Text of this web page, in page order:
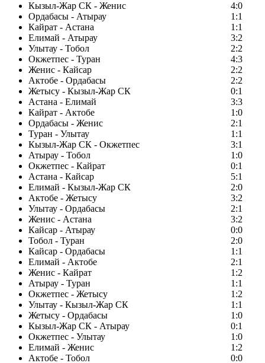
Кызыл-Жар СК - Женис
4:0
Ордабасы - Атырау
1:1
Кайрат - Астана
1:1
Елимай - Атырау
3:2
Улытау - Тобол
2:2
Окжетпес - Туран
4:3
Женис - Кайсар
2:2
Актобе - Ордабасы
2:2
Жетысу - Кызыл-Жар СК
0:1
Астана - Елимай
3:3
Кайрат - Актобе
1:0
Ордабасы - Женис
2:1
Туран - Улытау
1:1
Кызыл-Жар СК - Окжетпес
3:1
Атырау - Тобол
1:0
Окжетпес - Кайрат
0:1
Астана - Кайсар
5:1
Елимай - Кызыл-Жар СК
2:0
Актобе - Жетысу
3:2
Улытау - Ордабасы
2:1
Женис - Астана
3:2
Кайсар - Атырау
0:0
Тобол - Туран
2:0
Кайсар - Ордабасы
1:1
Елимай - Актобе
2:1
Женис - Кайрат
1:2
Атырау - Туран
1:1
Окжетпес - Жетысу
1:2
Улытау - Кызыл-Жар СК
1:1
Жетысу - Ордабасы
1:0
Кызыл-Жар СК - Атырау
0:1
Окжетпес - Улытау
1:0
Елимай - Женис
1:2
Актобе - Тобол
0:0